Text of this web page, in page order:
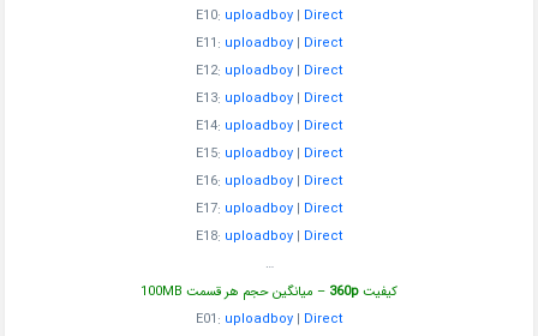
E10: uploadboy| Direct
E11: uploadboy| Direct
E12: uploadboy| Direct
E13: uploadboy| Direct
E14: uploadboy| Direct
E15: uploadboy| Direct
E16: uploadboy| Direct
E17: uploadboy| Direct
E18: uploadboy| Direct
…
کیفیت360p – میانگین حجم هر قسمت 10 0MB
E01: uploadboy| Direct